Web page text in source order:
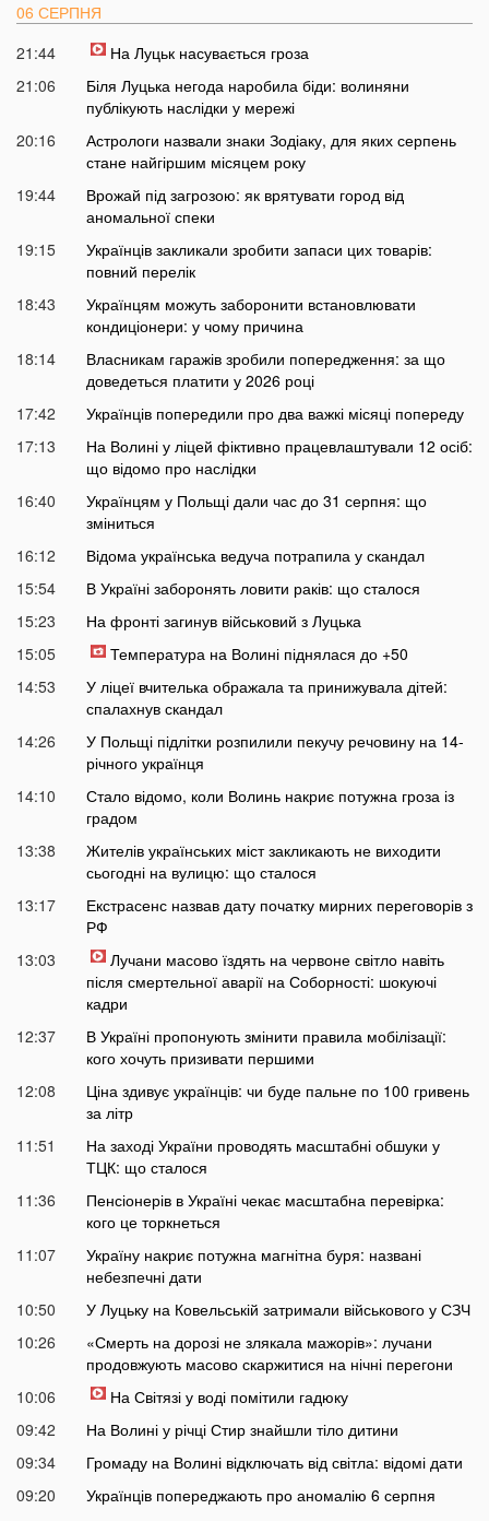
06 СЕРПНЯ
21:44
На Луцьк насувається гроза
21:06
Біля Луцька негода наробила біди: волиняни
публікують наслідки у мережі
20:16
Астрологи назвали знаки Зодіаку, для яких серпень
стане найгіршим місяцем року
19:44
Врожай під загрозою: як врятувати город від
аномальної спеки
19:15
Українців закликали зробити запаси цих товарів:
повний перелік
18:43
Українцям можуть заборонити встановлювати
кондиціонери: у чому причина
18:14
Власникам гаражів зробили попередження: за що
доведеться платити у 2026 році
17:42
Українців попередили про два важкі місяці попереду
17:13
На Волині у ліцей фіктивно працевлаштували 12 осіб:
що відомо про наслідки
16:40
Українцям у Польщі дали час до 31 серпня: що
зміниться
16:12
Відома українська ведуча потрапила у скандал
15:54
В Україні заборонять ловити раків: що сталося
15:23
На фронті загинув військовий з Луцька
15:05
Температура на Волині піднялася до +50
14:53
У ліцеї вчителька ображала та принижувала дітей:
спалахнув скандал
14:26
У Польщі підлітки розпилили пекучу речовину на 14-
річного українця
14:10
Стало відомо, коли Волинь накриє потужна гроза із
градом
13:38
Жителів українських міст закликають не виходити
сьогодні на вулицю: що сталося
13:17
Екстрасенс назвав дату початку мирних переговорів з
РФ
13:03
Лучани масово їздять на червоне світло навіть
після смертельної аварії на Соборності: шокуючі
кадри
12:37
В Україні пропонують змінити правила мобілізації:
кого хочуть призивати першими
12:08
Ціна здивує українців: чи буде пальне по 100 гривень
за літр
11:51
На заході України проводять масштабні обшуки у
ТЦК: що сталося
11:36
Пенсіонерів в Україні чекає масштабна перевірка:
кого це торкнеться
11:07
Україну накриє потужна магнітна буря: названі
небезпечні дати
10:50
У Луцьку на Ковельській затримали військового у СЗЧ
10:26
«Смерть на дорозі не злякала мажорів»: лучани
продовжують масово скаржитися на нічні перегони
10:06
На Світязі у воді помітили гадюку
09:42
На Волині у річці Стир знайшли тіло дитини
09:34
Громаду на Волині відключать від світла: відомі дати
09:20
Українців попереджають про аномалію 6 серпня